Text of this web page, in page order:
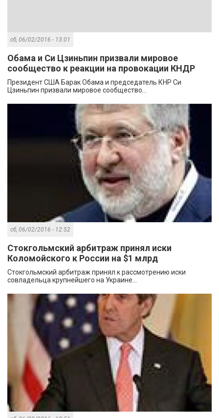
сб, 06/02/2016 - 13:01
Обама и Си Цзиньпин призвали мировое
сообщество к реакции на провокации КНДР
Президент США Барак Обама и председатель КНР Си
Цзиньпин призвали мировое сообщество...
сб, 06/02/2016 - 12:52
Стокгольмский арбитраж принял иски
Коломойского к России на $1 млрд
Стокгольмский арбитраж принял к рассмотрению иски
совладельца крупнейшего на Украине...